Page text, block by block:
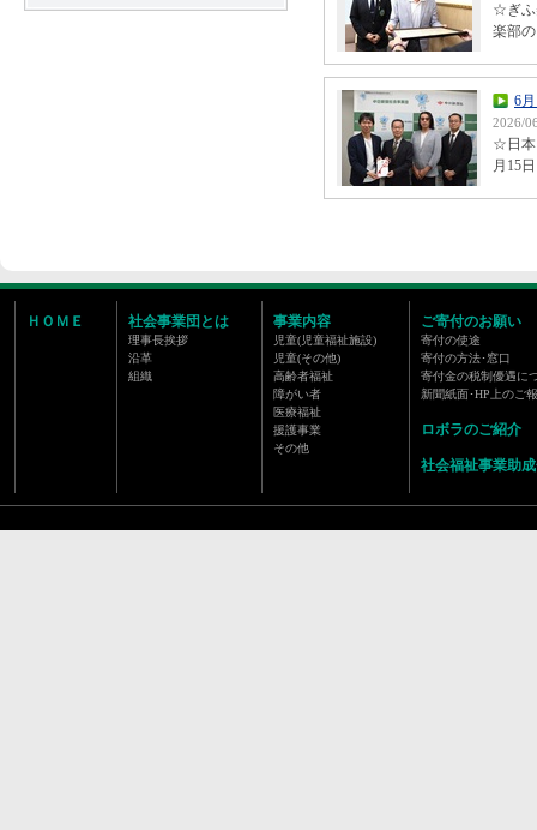
☆ぎふ
楽部
6
2026/
☆日本
月15
ＨＯＭＥ 社会事業団とは
理事長挨拶
沿革
組織
事業内容
児童(児童福祉施設)
児童(その他)
高齢者福祉
障がい者
医療福祉
援護事業
その他
ご寄付のお願い
寄付の使途
寄付の方法･窓口
寄付金の税制優遇に
新聞紙面･HP上のご
ロボラのご紹介
社会福祉事業助